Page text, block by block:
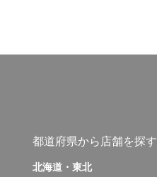
都道府県から店舗を探す
北海道・東北